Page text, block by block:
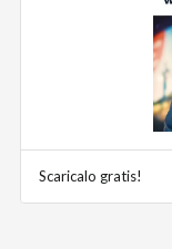
Scaricalo gratis!